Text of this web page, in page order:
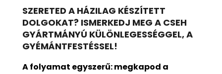
SZERETED A HÁZILAG KÉSZÍTETT
DOLGOKAT? ISMERKEDJ MEG A CSEH
GYÁRTMÁNYÚ KÜLÖNLEGESSÉGGEL, A
GYÉMÁNTFESTÉSSEL!
A folyamat egyszerű: megkapod a